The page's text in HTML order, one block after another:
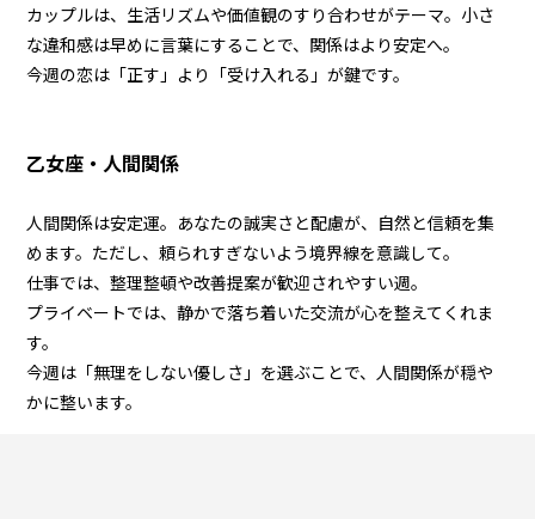
カップルは、生活リズムや価値観のすり合わせがテーマ。小さ
な違和感は早めに言葉にすることで、関係はより安定へ。
今週の恋は「正す」より「受け入れる」が鍵です。
乙女座・人間関係
人間関係は安定運。あなたの誠実さと配慮が、自然と信頼を集
めます。ただし、頼られすぎないよう境界線を意識して。
仕事では、整理整頓や改善提案が歓迎されやすい週。
プライベートでは、静かで落ち着いた交流が心を整えてくれま
す。
今週は「無理をしない優しさ」を選ぶことで、人間関係が穏や
かに整います。